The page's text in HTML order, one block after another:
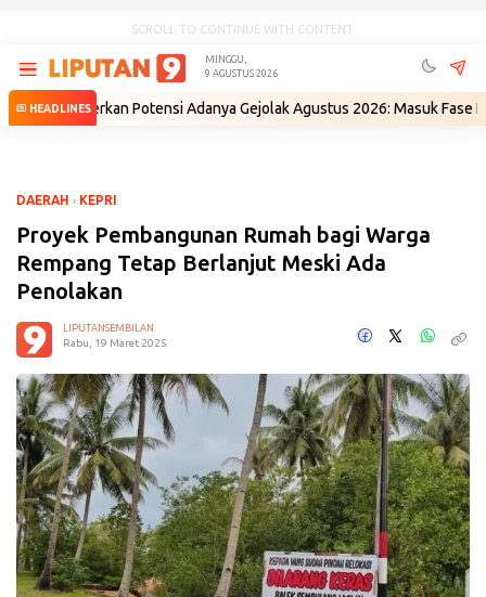
SCROLL TO CONTINUE WITH CONTENT
MINGGU,
9 AGUSTUS 2026
HEADLINES
Beberkan Potensi Adanya Gejolak Agustus 2026: Masuk Fase Krisis,
DAERAH › KEPRI
Proyek Pembangunan Rumah bagi Warga
Rempang Tetap Berlanjut Meski Ada
Penolakan
LIPUTANSEMBILAN
Rabu, 19 Maret 2025